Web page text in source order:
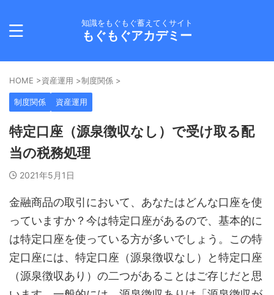
知識をもぐもぐ蓄えてくサイト
もぐもぐアカデミー
HOME >資産運用 >制度関係 >
制度関係 資産運用
特定口座（源泉徴収なし）で受け取る配
当の税務処理
2021年5月1日
金融商品の取引において、あなたはどんな口座を使
っていますか？今は特定口座があるので、基本的に
は特定口座を使っている方が多いでしょう。この特
定口座には、特定口座（源泉徴収なし）と特定口座
（源泉徴収あり）の二つがあることはご存じだと思